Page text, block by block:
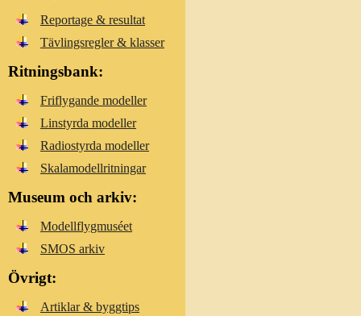
Reportage & resultat
Tävlingsregler & klasser
Ritningsbank:
Friflygande modeller
Linstyrda modeller
Radiostyrda modeller
Skalamodellritningar
Museum och arkiv:
Modellflygmuséet
SMOS arkiv
Övrigt:
Artiklar & byggtips